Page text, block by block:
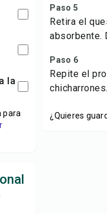
para
Paso 5
Retira el
absorbente.
Paso 6
Repite el
chicharrones.
¿Quieres